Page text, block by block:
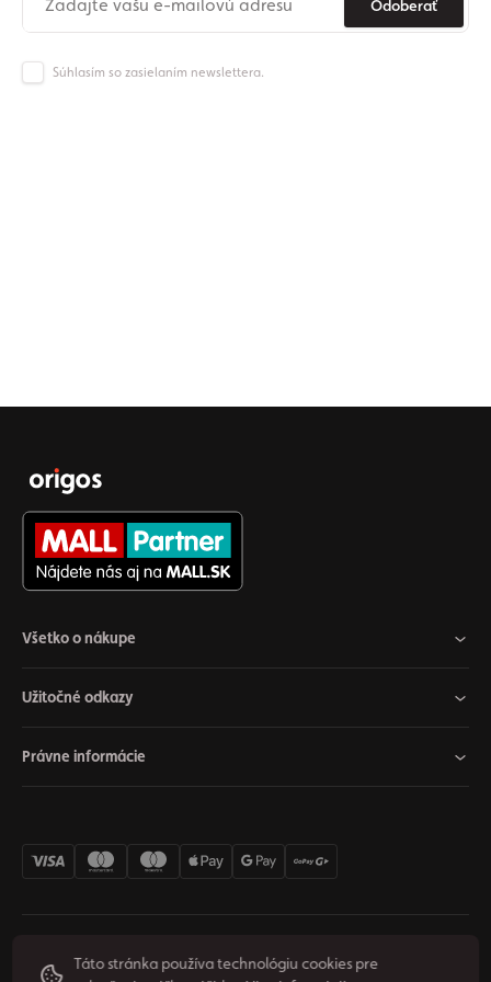
Odoberať
Súhlasím so zasielaním newslettera.
Všetko o nákupe
Užitočné odkazy
Právne informácie
Nastavenia cookies Odstúpiť od zmluvy
Súkromie
Táto stránka používa technológiu cookies pre